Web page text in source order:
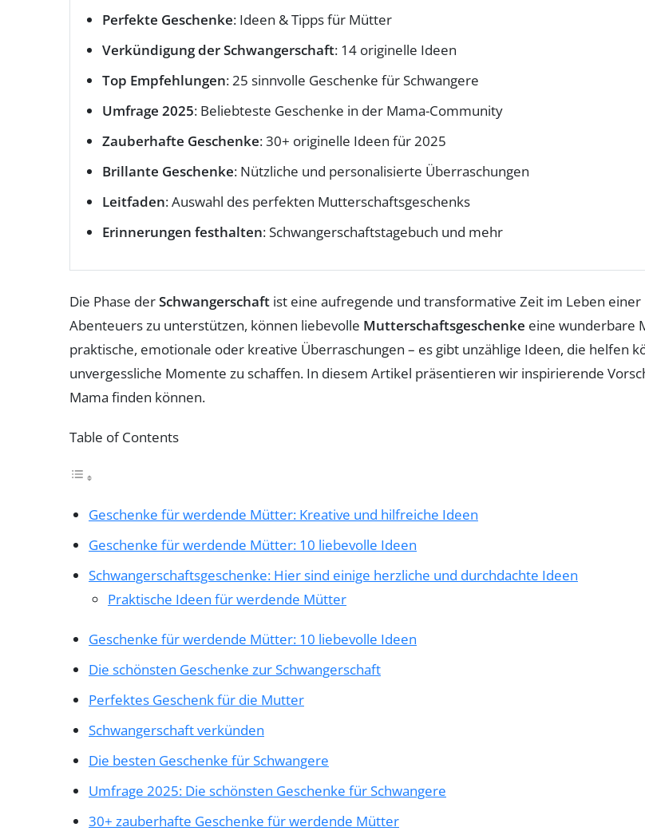
Perfekte Geschenke: Ideen & Tipps für Mütter
Verkündigung der Schwangerschaft: 14 originelle Ideen
Top Empfehlungen: 25 sinnvolle Geschenke für Schwangere
Umfrage 2025: Beliebteste Geschenke in der Mama-Community
Zauberhafte Geschenke: 30+ originelle Ideen für 2025
Brillante Geschenke: Nützliche und personalisierte Überraschungen
Leitfaden: Auswahl des perfekten Mutterschaftsgeschenks
Erinnerungen festhalten: Schwangerschaftstagebuch und mehr
Die Phase derSchwangerschaft ist eine aufregende und transformative Zeit im Leben einer
Abenteuers zu unterstützen, können liebevolle Mutterschaftsgeschenke eine wunderbare
praktische, emotionale oder kreative Überraschungen – es gibt unzählige Ideen, die helfen
unvergessliche Momente zu schaffen. In diesem Artikel präsentieren wir inspirierende
Mama finden können.
Table of Contents
Geschenke für werdende Mütter: Kreative und hilfreiche Ideen
Geschenke für werdende Mütter: 10 liebevolle Ideen
Schwangerschaftsgeschenke: Hier sind einige herzliche und durchdachte Ideen
Praktische Ideen für werdende Mütter
Geschenke für werdende Mütter: 10 liebevolle Ideen
Die schönsten Geschenke zur Schwangerschaft
Perfektes Geschenk für die Mutter
Schwangerschaft verkünden
Die besten Geschenke für Schwangere
Umfrage 2025: Die schönsten Geschenke für Schwangere
30+ zauberhafte Geschenke für werdende Mütter